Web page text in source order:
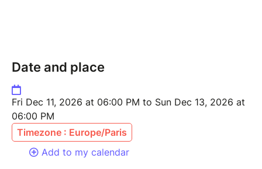
Date and place
Fri Dec 11, 2026 at 06:00 PM to Sun Dec 13, 2026 at
06:00 PM
Timezone : Europe/Paris
Add to my calendar